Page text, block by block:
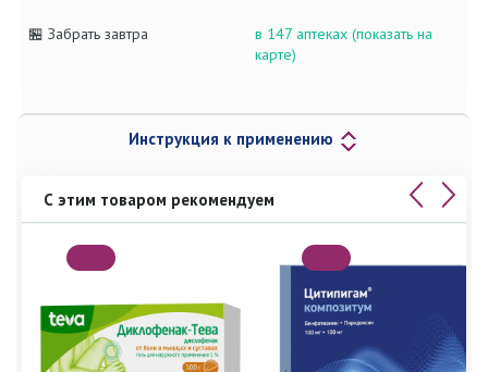
🏪 Забрать завтра
в 147 аптеках (показать на
карте)
Инструкция к применению
С этим товаром рекомендуем